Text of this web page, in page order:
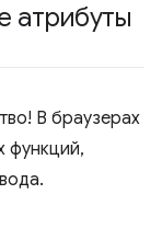
атрибуты
В браузерах
функций,